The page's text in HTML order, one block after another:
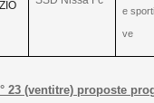
e sporti
ve
23 (ventitre) proposte